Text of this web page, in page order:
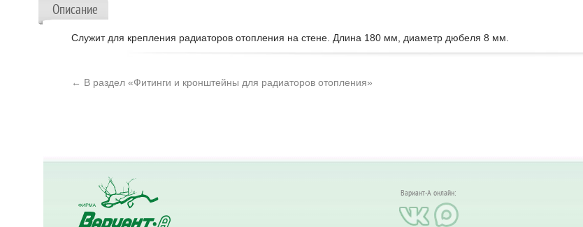
Описание
Служит для крепления радиаторов отопления на стене. Длина 180 мм, диаметр дюбеля 8 мм.
← В раздел «Фитинги и кронштейны для радиаторов отопления»
Вариант-А онлайн: